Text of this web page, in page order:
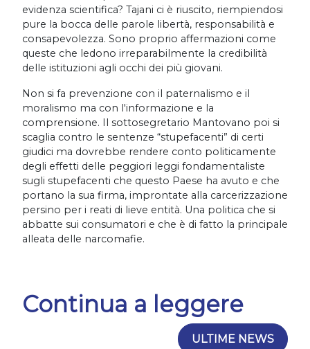
evidenza scientifica? Tajani ci è riuscito, riempiendosi
pure la bocca delle parole libertà, responsabilità e
consapevolezza. Sono proprio affermazioni come
queste che ledono irreparabilmente la credibilità
delle istituzioni agli occhi dei più giovani.
Non si fa prevenzione con il paternalismo e il
moralismo ma con l'informazione e la
comprensione. Il sottosegretario Mantovano poi si
scaglia contro le sentenze “stupefacenti” di certi
giudici ma dovrebbe rendere conto politicamente
degli effetti delle peggiori leggi fondamentaliste
sugli stupefacenti che questo Paese ha avuto e che
portano la sua firma, improntate alla carcerizzazione
persino per i reati di lieve entità. Una politica che si
abbatte sui consumatori e che è di fatto la principale
alleata delle narcomafie.
Continua a leggere
ULTIME NEWS